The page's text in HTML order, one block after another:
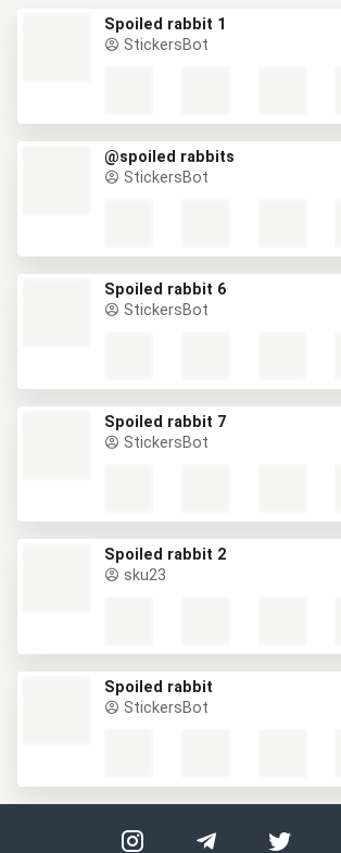
Spoiled rabbit 1
StickersBot
@spoiled rabbits
StickersBot
Spoiled rabbit 6
StickersBot
Spoiled rabbit 7
StickersBot
Spoiled rabbit 2
sku23
Spoiled rabbit
StickersBot